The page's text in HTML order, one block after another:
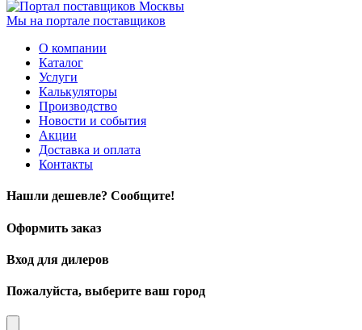
Мы на портале поставщиков
О компании
Каталог
Услуги
Калькуляторы
Производство
Новости и события
Акции
Доставка и оплата
Контакты
Нашли дешевле? Сообщите!
Оформить заказ
Вход для дилеров
Пожалуйста, выберите ваш город